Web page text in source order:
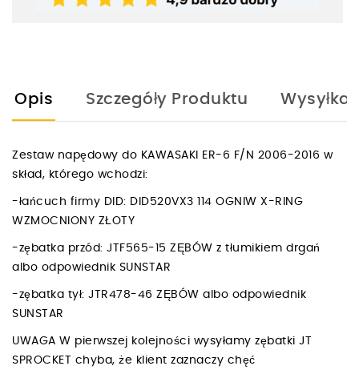
Opis Szczegóły Produktu Wysyłka
Zestaw napędowy do KAWASAKI ER-6 F/N 2006-2016 w
skład, którego wchodzi:
-łańcuch firmy DID: DID520VX3 114 OGNIW X-RING
WZMOCNIONY ZŁOTY
-zębatka przód: JTF565-15 ZĘBÓW z tłumikiem drgań
albo odpowiednik SUNSTAR
-zębatka tył: JTR478-46 ZĘBÓW albo odpowiednik
SUNSTAR
UWAGA W pierwszej kolejności wysyłamy zębatki JT
SPROCKET chyba, że klient zaznaczy chęć